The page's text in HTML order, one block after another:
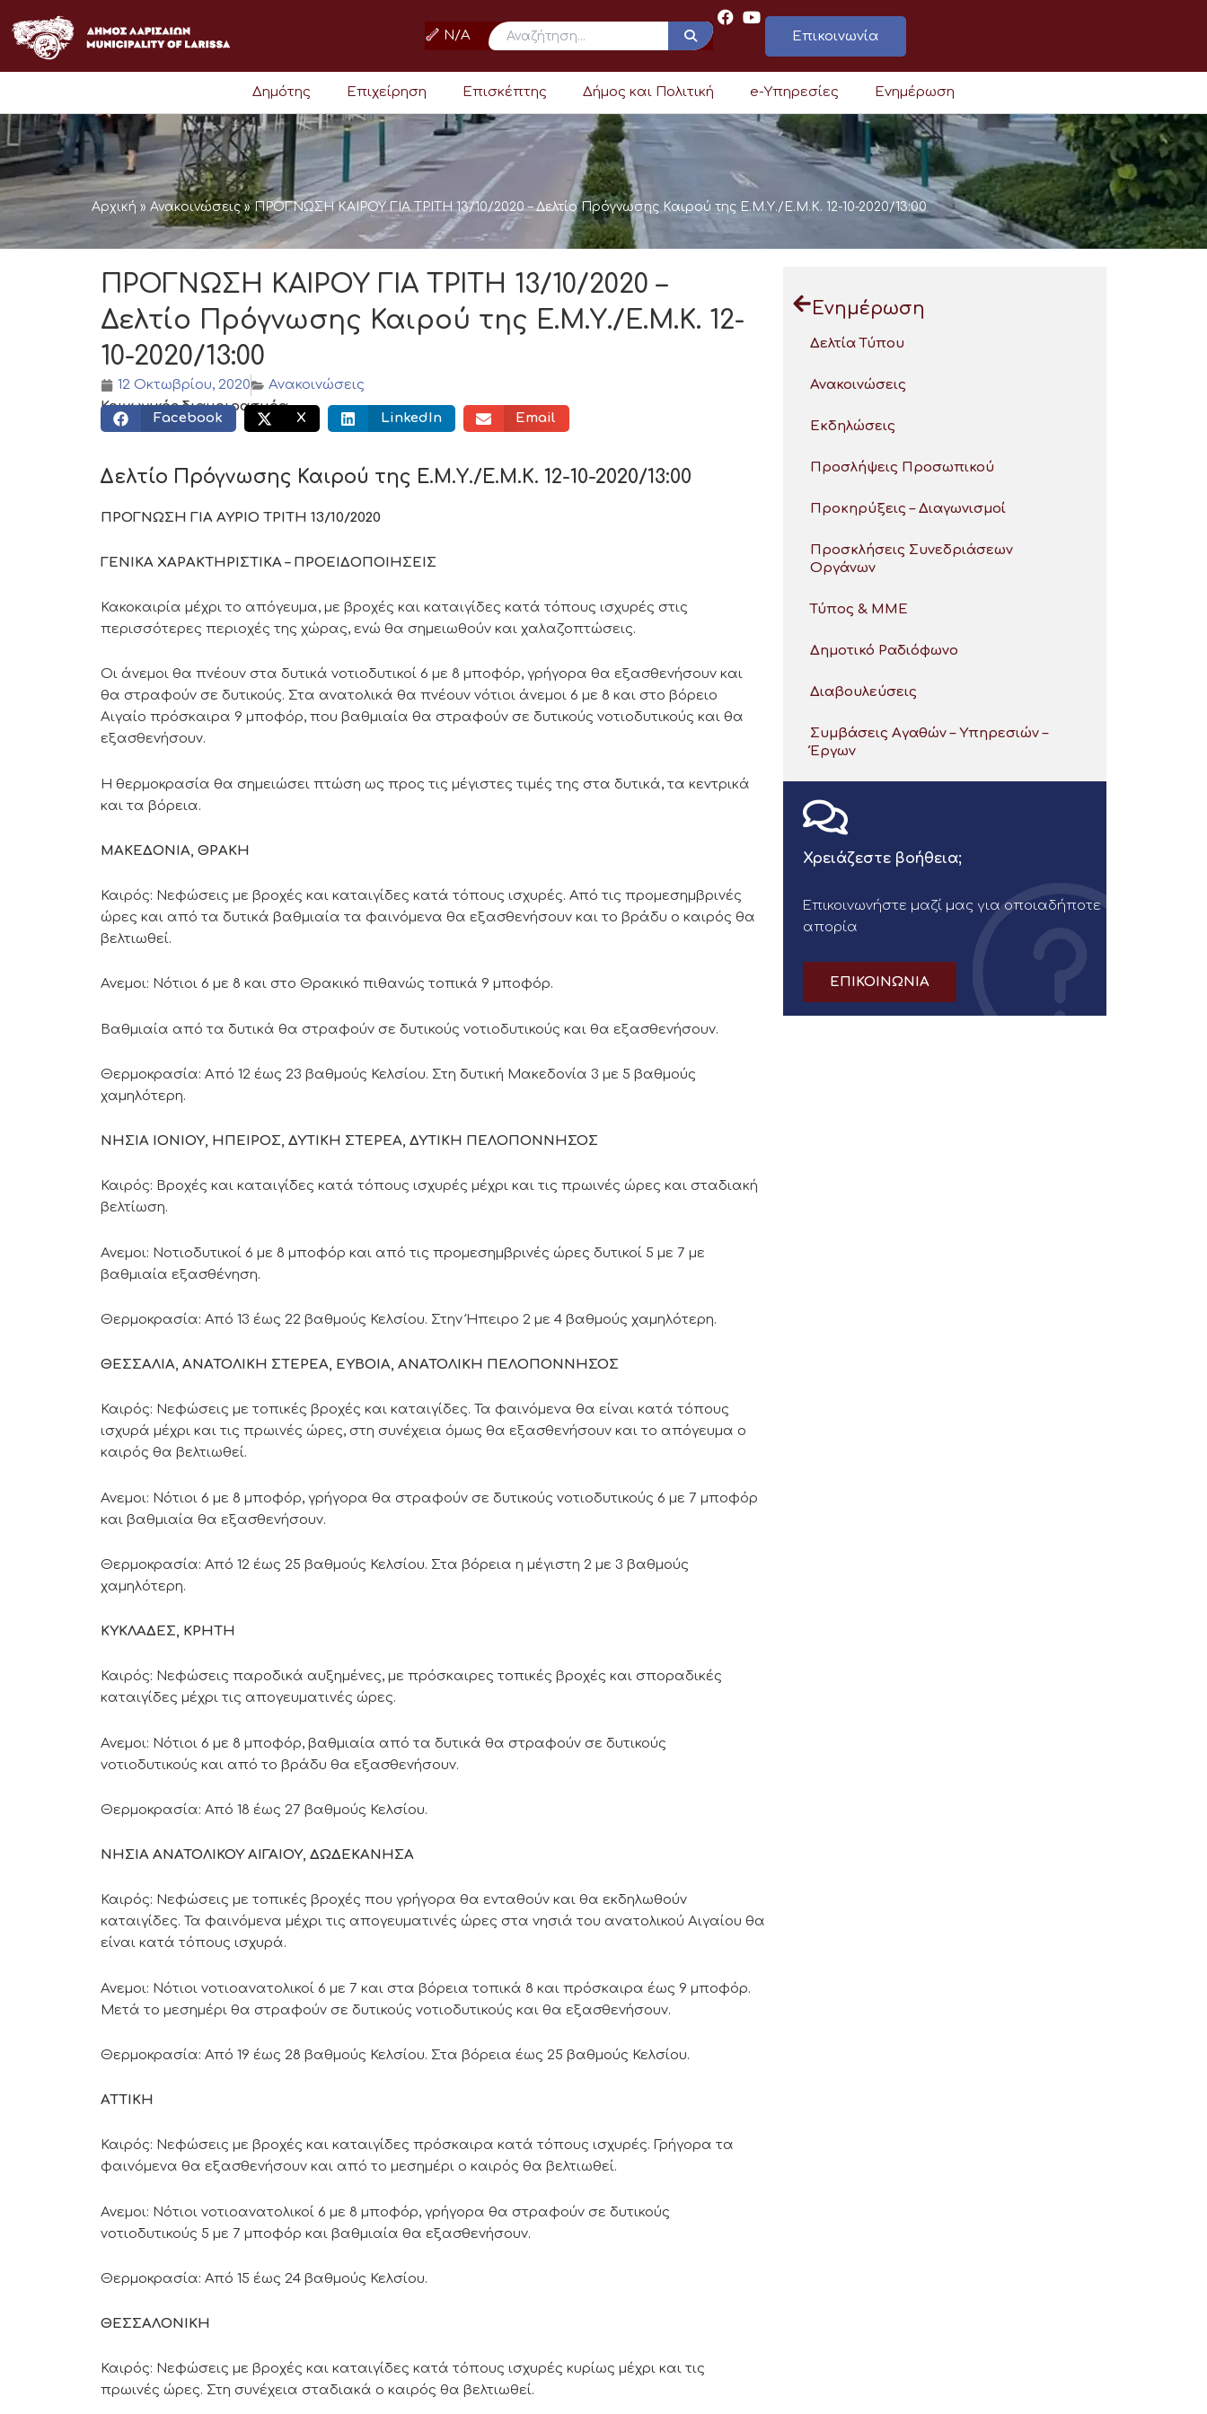
στο
περιεχόμενο
N/A Επικοινωνία
Δημότης Επιχείρηση Επισκέπτης Δήμος και Πολιτική e-Υπηρεσίες Ενημέρωση
Αρχική » Ανακοινώσεις»ΠΡΟΓΝΩΣΗ ΚΑΙΡΟΥ ΓΙΑ ΤΡΙΤΗ 13/10/2020 – Δελτίο Πρόγνωσης Καιρού της Ε.Μ.Υ./Ε.Μ.Κ. 12-10-2020/13:00
ΠΡΟΓΝΩΣΗ ΚΑΙΡΟΥ ΓΙΑ ΤΡΙΤΗ 13/10/2020 –
Δελτίο Πρόγνωσης Καιρού της Ε.Μ.Υ./Ε.Μ.Κ. 12-
10-2020/13:00
12 Οκτωβρίου, 2020
Ανακοινώσεις
Κοινωνικός διαμοιρασμός:
Facebook X LinkedIn Email
Δελτίο Πρόγνωσης Καιρού της Ε.Μ.Υ./Ε.Μ.Κ. 12-10-2020/13:00
ΠΡΟΓΝΩΣΗ ΓΙΑ ΑΥΡΙΟ ΤΡΙΤΗ 13/10/2020
ΓΕΝΙΚΑ ΧΑΡΑΚΤΗΡΙΣΤΙΚΑ – ΠΡΟΕΙΔΟΠΟΙΗΣΕΙΣ
Κακοκαιρία μέχρι το απόγευμα, με βροχές και καταιγίδες κατά τόπους ισχυρές στις
περισσότερες περιοχές της χώρας, ενώ θα σημειωθούν και χαλαζοπτώσεις.
Οι άνεμοι θα πνέουν στα δυτικά νοτιοδυτικοί 6 με 8 μποφόρ, γρήγορα θα εξασθενήσουν και
θα στραφούν σε δυτικούς. Στα ανατολικά θα πνέουν νότιοι άνεμοι 6 με 8 και στο βόρειο
Αιγαίο πρόσκαιρα 9 μποφόρ, που βαθμιαία θα στραφούν σε δυτικούς νοτιοδυτικούς και θα
εξασθενήσουν.
Η θερμοκρασία θα σημειώσει πτώση ως προς τις μέγιστες τιμές της στα δυτικά, τα κεντρικά
και τα βόρεια.
ΜΑΚΕΔΟΝΙΑ, ΘΡΑΚΗ
Καιρός: Νεφώσεις με βροχές και καταιγίδες κατά τόπους ισχυρές. Από τις προμεσημβρινές
ώρες και από τα δυτικά βαθμιαία τα φαινόμενα θα εξασθενήσουν και το βράδυ ο καιρός θα
βελτιωθεί.
Ανεμοι: Νότιοι 6 με 8 και στο Θρακικό πιθανώς τοπικά 9 μποφόρ.
Βαθμιαία από τα δυτικά θα στραφούν σε δυτικούς νοτιοδυτικούς και θα εξασθενήσουν.
Θερμοκρασία: Aπό 12 έως 23 βαθμούς Κελσίου. Στη δυτική Μακεδονία 3 με 5 βαθμούς
χαμηλότερη.
ΝΗΣΙΑ ΙΟΝΙΟΥ, ΗΠΕΙΡΟΣ, ΔΥΤΙΚΗ ΣΤΕΡΕΑ, ΔΥΤΙΚΗ ΠΕΛΟΠΟΝΝΗΣΟΣ
Καιρός: Βροχές και καταιγίδες κατά τόπους ισχυρές μέχρι και τις πρωινές ώρες και σταδιακή
βελτίωση.
Ανεμοι: Νοτιοδυτικοί 6 με 8 μποφόρ και από τις προμεσημβρινές ώρες δυτικοί 5 με 7 με
βαθμιαία εξασθένηση.
Θερμοκρασία: Από 13 έως 22 βαθμούς Κελσίου. Στην Ήπειρο 2 με 4 βαθμούς χαμηλότερη.
ΘΕΣΣΑΛΙΑ, ΑΝΑΤΟΛΙΚΗ ΣΤΕΡΕΑ, ΕΥΒΟΙΑ, ΑΝΑΤΟΛΙΚΗ ΠΕΛΟΠΟΝΝΗΣΟΣ
Καιρός: Νεφώσεις με τοπικές βροχές και καταιγίδες. Τα φαινόμενα θα είναι κατά τόπους
ισχυρά μέχρι και τις πρωινές ώρες, στη συνέχεια όμως θα εξασθενήσουν και το απόγευμα ο
καιρός θα βελτιωθεί.
Ανεμοι: Νότιοι 6 με 8 μποφόρ, γρήγορα θα στραφούν σε δυτικούς νοτιοδυτικούς 6 με 7 μποφόρ
και βαθμιαία θα εξασθενήσουν.
Θερμοκρασία: Από 12 έως 25 βαθμούς Κελσίου. Στα βόρεια η μέγιστη 2 με 3 βαθμούς
χαμηλότερη.
ΚΥΚΛΑΔΕΣ, ΚΡΗΤΗ
Καιρός: Νεφώσεις παροδικά αυξημένες, με πρόσκαιρες τοπικές βροχές και σποραδικές
καταιγίδες μέχρι τις απογευματινές ώρες.
Ανεμοι: Νότιοι 6 με 8 μποφόρ, βαθμιαία από τα δυτικά θα στραφούν σε δυτικούς
νοτιοδυτικούς και από το βράδυ θα εξασθενήσουν.
Θερμοκρασία: Από 18 έως 27 βαθμούς Κελσίου.
ΝΗΣΙΑ ΑΝΑΤΟΛΙΚΟΥ ΑΙΓΑΙΟΥ, ΔΩΔΕΚΑΝΗΣΑ
Καιρός: Νεφώσεις με τοπικές βροχές που γρήγορα θα ενταθούν και θα εκδηλωθούν
καταιγίδες. Τα φαινόμενα μέχρι τις απογευματινές ώρες στα νησιά του ανατολικού Αιγαίου θα
είναι κατά τόπους ισχυρά.
Ανεμοι: Νότιοι νοτιοανατολικοί 6 με 7 και στα βόρεια τοπικά 8 και πρόσκαιρα έως 9 μποφόρ.
Μετά το μεσημέρι θα στραφούν σε δυτικούς νοτιοδυτικούς και θα εξασθενήσουν.
Θερμοκρασία: Από 19 έως 28 βαθμούς Κελσίου. Στα βόρεια έως 25 βαθμούς Κελσίου.
ΑΤΤΙΚΗ
Καιρός: Νεφώσεις με βροχές και καταιγίδες πρόσκαιρα κατά τόπους ισχυρές. Γρήγορα τα
φαινόμενα θα εξασθενήσουν και από το μεσημέρι ο καιρός θα βελτιωθεί.
Ανεμοι: Νότιοι νοτιοανατολικοί 6 με 8 μποφόρ, γρήγορα θα στραφούν σε δυτικούς
νοτιοδυτικούς 5 με 7 μποφόρ και βαθμιαία θα εξασθενήσουν.
Θερμοκρασία: Από 15 έως 24 βαθμούς Κελσίου.
ΘΕΣΣΑΛΟΝΙΚΗ
Καιρός: Νεφώσεις με βροχές και καταιγίδες κατά τόπους ισχυρές κυρίως μέχρι και τις
πρωινές ώρες. Στη συνέχεια σταδιακά ο καιρός θα βελτιωθεί.
Ενημέρωση
Δελτία Τύπου
Ανακοινώσεις
Εκδηλώσεις
Προσλήψεις Προσωπικού
Προκηρύξεις – Διαγωνισμοί
Προσκλήσεις Συνεδριάσεων
Οργάνων
Τύπος & ΜΜΕ
Δημοτικό Ραδιόφωνο
Διαβουλεύσεις
Συμβάσεις Αγαθών – Υπηρεσιών –
Έργων
Χρειάζεστε βοήθεια;
Επικοινωνήστε μαζί μας για οποιαδήποτε
απορία
ΕΠΙΚΟΙΝΩΝΙΑ